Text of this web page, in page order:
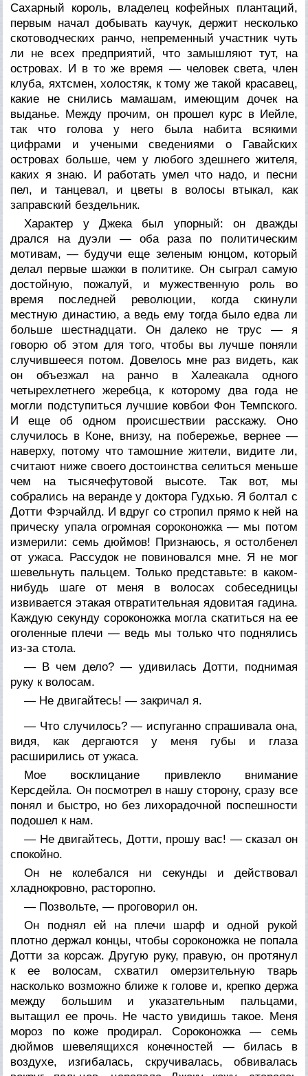
Сахарный король, владелец кофейных плантаций,
первым начал добывать каучук, держит несколько
скотоводческих ранчо, непременный участник чуть
ли не всех предприятий, что замышляют тут, на
островах. И в то же время — человек света, член
клуба, яхтсмен, холостяк, к тому же такой красавец,
какие не снились мамашам, имеющим дочек на
выданье. Между прочим, он прошел курс в Иейле,
так что голова у него была набита всякими
цифрами и учеными сведениями о Гавайских
островах больше, чем у любого здешнего жителя,
каких я знаю. И работать умел что надо, и песни
пел, и танцевал, и цветы в волосы втыкал, как
заправский бездельник.
Характер у Джека был упорный: он дважды
дрался на дуэли — оба раза по политическим
мотивам, — будучи еще зеленым юнцом, который
делал первые шажки в политике. Он сыграл самую
достойную, пожалуй, и мужественную роль во
время последней революции, когда скинули
местную династию, а ведь ему тогда было едва ли
больше шестнадцати. Он далеко не трус — я
говорю об этом для того, чтобы вы лучше поняли
случившееся потом. Довелось мне раз видеть, как
он объезжал на ранчо в Халеакала одного
четырехлетнего жеребца, к которому два года не
могли подступиться лучшие ковбои Фон Темпского.
И еще об одном происшествии расскажу. Оно
случилось в Коне, внизу, на побережье, вернее —
наверху, потому что тамошние жители, видите ли,
считают ниже своего достоинства селиться меньше
чем на тысячефутовой высоте. Так вот, мы
собрались на веранде у доктора Гудхью. Я болтал с
Дотти Фэрчайлд. И вдруг со стропил прямо к ней на
прическу упала огромная сороконожка — мы потом
измерили: семь дюймов! Признаюсь, я остолбенел
от ужаса. Рассудок не повиновался мне. Я не мог
шевельнуть пальцем. Только представьте: в каком-
нибудь шаге от меня в волосах собеседницы
извивается этакая отвратительная ядовитая гадина.
Каждую секунду сороконожка могла скатиться на ее
оголенные плечи — ведь мы только что поднялись
из-за стола.
— В чем дело? — удивилась Дотти, поднимая
руку к волосам.
— Не двигайтесь! — закричал я.
— Что случилось? — испуганно спрашивала она,
видя, как дергаются у меня губы и глаза
расширились от ужаса.
Мое восклицание привлекло внимание
Керсдейла. Он посмотрел в нашу сторону, сразу все
понял и быстро, но без лихорадочной поспешности
подошел к нам.
— Не двигайтесь, Дотти, прошу вас! — сказал он
спокойно.
Он не колебался ни секунды и действовал
хладнокровно, расторопно.
— Позвольте, — проговорил он.
Он поднял ей на плечи шарф и одной рукой
плотно держал концы, чтобы сороконожка не попала
Дотти за корсаж. Другую руку, правую, он протянул
к ее волосам, схватил омерзительную тварь
насколько возможно ближе к голове и, крепко держа
между большим и указательным пальцами,
вытащил ее прочь. Не часто увидишь такое. Меня
мороз по коже продирал. Сороконожка — семь
дюймов шевелящихся конечностей — билась в
воздухе, изгибалась, скручивалась, обвивалась